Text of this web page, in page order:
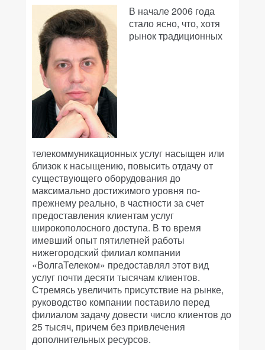
В начале 2006 года
стало ясно, что, хотя
рынок традиционных
телекоммуникационных услуг насыщен или
близок к насыщению, повысить отдачу от
существующего оборудования до
максимально достижимого уровня по-
прежнему реально, в частности за счет
предоставления клиентам услуг
широкополосного доступа. В то время
имевший опыт пятилетней работы
нижегородский филиал компании
«ВолгаТелеком» предоставлял этот вид
услуг почти десяти тысячам клиентов.
Стремясь увеличить присутствие на рынке,
руководство компании поставило перед
филиалом задачу довести число клиентов до
25 тысяч, причем без привлечения
дополнительных ресурсов.